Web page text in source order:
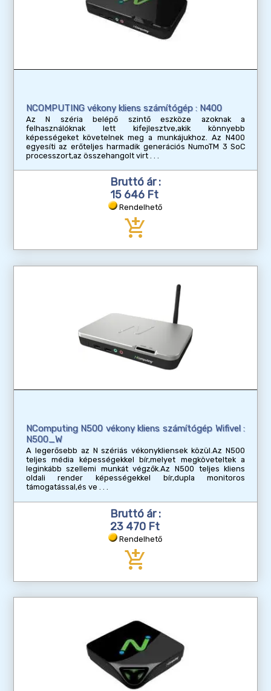
NCOMPUTING vékony kliens számítógép : N400
Az N széria belépő szintő eszköze azoknak a
felhasználóknak lett kifejlesztve,akik könnyebb
képességeket követelnek meg a munkájukhoz. Az N400
egyesíti az erőteljes harmadik generációs NumoTM 3 SoC
processzort,az összehangolt virt
Bruttó ár :
15 646 Ft
Rendelhető
add_shopping_cart
NComputing N500 vékony kliens számítógép Wifivel :
N500_W
A legerősebb az N szériás vékonykliensek közül.Az N500
teljes média képességekkel bír,melyet megköveteltek a
leginkább szellemi munkát végzők.Az N500 teljes kliens
oldali render képességekkel bír,dupla monitoros
támogatással,és ve
Bruttó ár :
23 470 Ft
Rendelhető
add_shopping_cart